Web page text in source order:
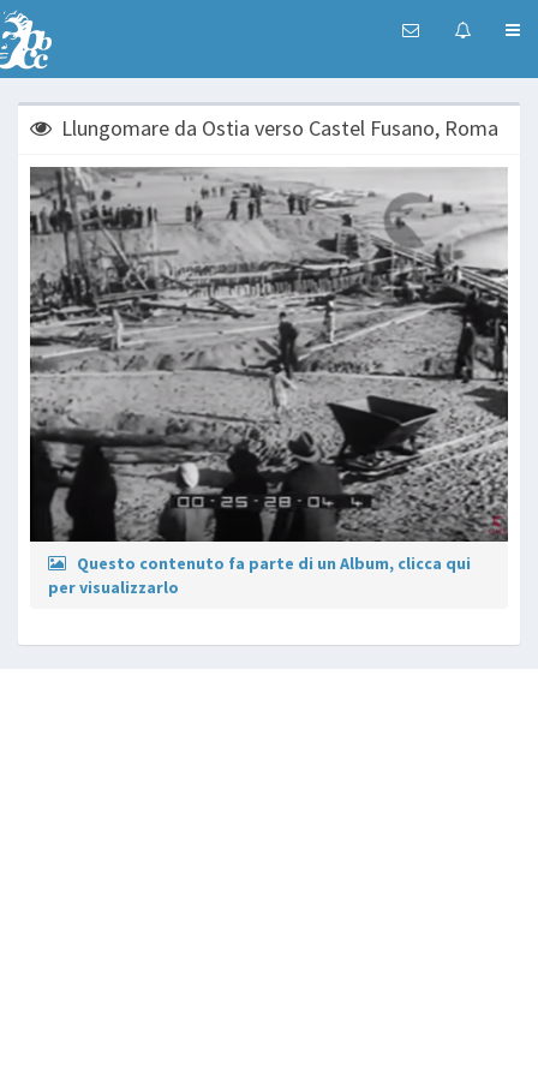
Llungomare da Ostia verso Castel Fusano, Roma
Questo contenuto fa parte di un Album, clicca qui
per visualizzarlo